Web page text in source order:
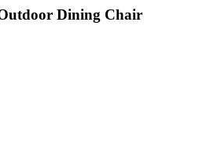
Dining Chair